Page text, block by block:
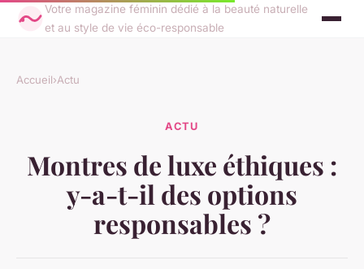
Votre magazine féminin dédié à la beauté naturelle
et au style de vie éco-responsable
Accueil›Actu
ACTU
Montres de luxe éthiques :
y-a-t-il des options
responsables ?